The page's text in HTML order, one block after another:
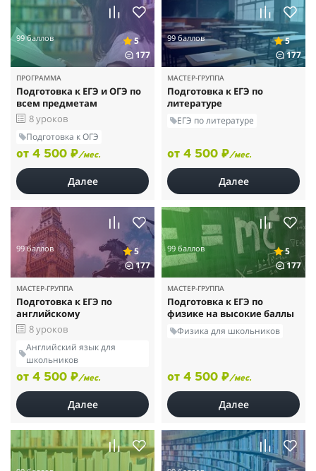
99 баллов
5
177
ПРОГРАММА
Подготовка к ЕГЭ и ОГЭ по
всем предметам
8 уроков
Подготовка к ОГЭ
от 4 500 ₽/мес.
Далее
99 баллов
5
177
МАСТЕР-ГРУППА
Подготовка к ЕГЭ по
литературе
ЕГЭ по литературе
от 4 500 ₽/мес.
Далее
99 баллов
5
177
МАСТЕР-ГРУППА
Подготовка к ЕГЭ по
английскому
8 уроков
Английский язык для
школьников
от 4 500 ₽/мес.
Далее
99 баллов
5
177
МАСТЕР-ГРУППА
Подготовка к ЕГЭ по
физике на высокие баллы
Физика для школьников
от 4 500 ₽/мес.
Далее